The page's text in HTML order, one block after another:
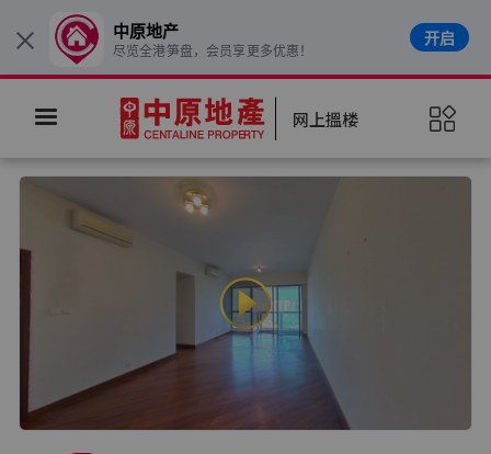
网上搵楼
× 中原地产
尽览全港笋盘，会员享更多优惠！
开启